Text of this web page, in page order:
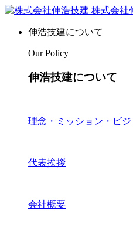
株式会社
伸浩技建について
Our Policy
伸浩技建について
理念・ミッション・ビジ
代表挨拶
会社概要